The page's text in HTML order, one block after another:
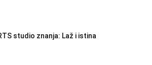
studio znanja: Laž i istina